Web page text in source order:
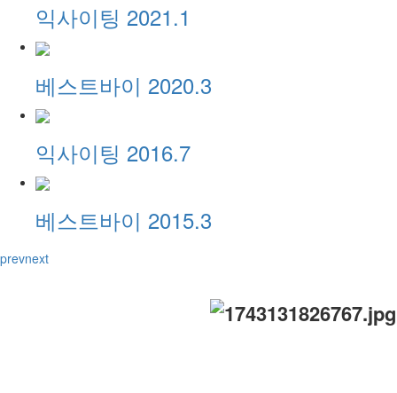
익사이팅 2021.1
베스트바이 2020.3
익사이팅 2016.7
베스트바이 2015.3
prevnext